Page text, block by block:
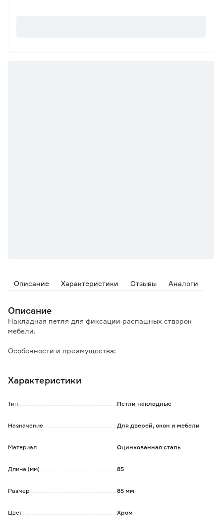
Описание Характеристики Отзывы Аналоги
Описание
Накладная петля для фиксации распашных створок
мебели.
Особенности и преимущества:
- изготовлена из износостойкой оцинкованной стали.
Характеристики
Тип Петли накладные
Назначение Для дверей, окон и мебели
Материал Оцинкованная сталь
Длина (мм) 85
Размер 85 мм
Цвет Хром